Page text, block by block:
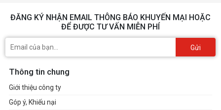
ĐĂNG KÝ NHẬN EMAIL THÔNG BÁO KHUYẾN MẠI HOẶC
ĐỂ ĐƯỢC TƯ VẤN MIỄN PHÍ
Gửi
Thông tin chung
Giới thiệu công ty
Góp ý, Khiếu nại